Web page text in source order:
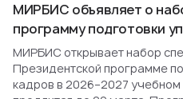
МИРБИС объявляет о
программу подготовки
МИРБИС открывает набор
Президентской программе
кадров в 2026–2027